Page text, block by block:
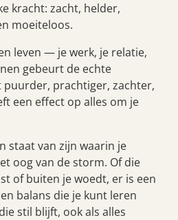
kracht: zacht, helder,
moeiteloos.
leven — je werk, je relatie,
gebeurt de echte
puurder, prachtiger, zachter,
een effect op alles om je
staat van zijn waarin je
oog van de storm. Of die
of buiten je woedt, er is een
balans die je kunt leren
stil blijft, ook als alles